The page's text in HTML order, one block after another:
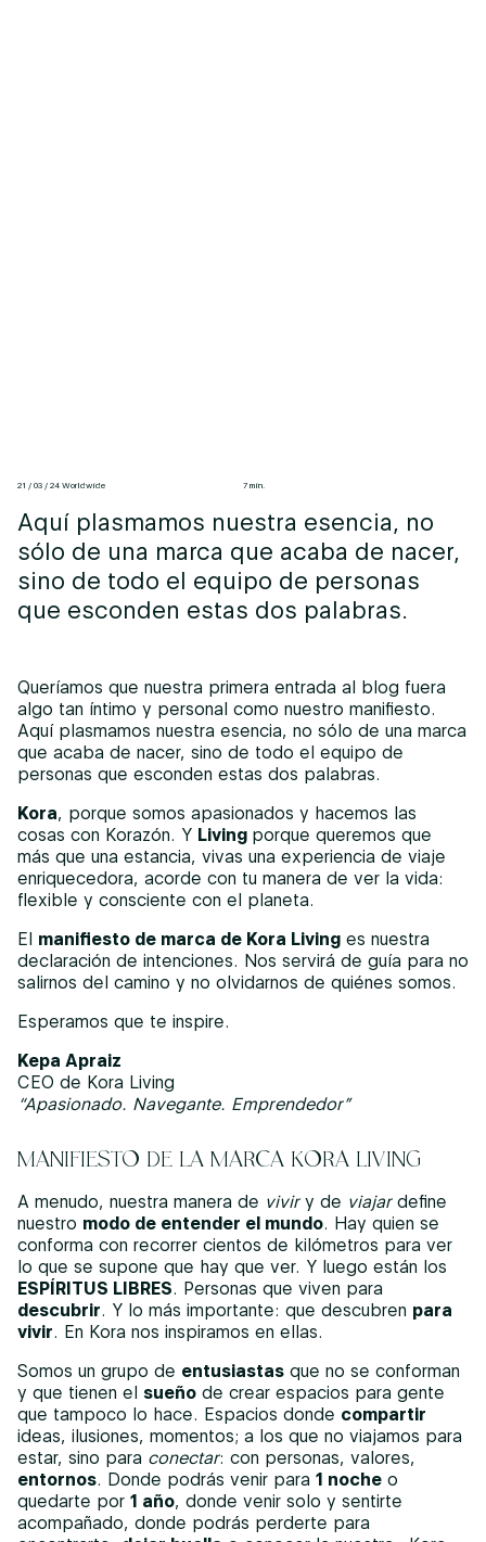
21 / 03 / 24 Worldwide 7 min.
Aquí plasmamos nuestra esencia, no
sólo de una marca que acaba de nacer,
sino de todo el equipo de personas
que esconden estas dos palabras.
Queríamos que nuestra primera entrada al blog fuera
algo tan íntimo y personal como nuestro manifiesto.
Aquí plasmamos nuestra esencia, no sólo de una marca
que acaba de nacer, sino de todo el equipo de
personas que esconden estas dos palabras.
Kora, porque somos apasionados y hacemos las
cosas con Korazón. Y Living porque queremos que
más que una estancia, vivas una experiencia de viaje
enriquecedora, acorde con tu manera de ver la vida:
flexible y consciente con el planeta.
El manifiesto de marca de Kora Living es nuestra
declaración de intenciones. Nos servirá de guía para no
salirnos del camino y no olvidarnos de quiénes somos.
Esperamos que te inspire.
Kepa Apraiz
CEO de Kora Living
“Apasionado. Navegante. Emprendedor”
MANIFIESTO DE LA MARCA KORA LIVING
A menudo, nuestra manera de viviry de viajardefine
nuestro modo de entender el mundo. Hay quien se
conforma con recorrer cientos de kilómetros para ver
lo que se supone que hay que ver. Y luego están los
ESPÍRITUS LIBRES. Personas que viven para
descubrir. Y lo más importante: que descubren para
vivir. En Kora nos inspiramos en ellas.
Somos un grupo de entusiastas que no se conforman
y que tienen el sueño de crear espacios para gente
que tampoco lo hace. Espacios donde compartir
ideas, ilusiones, momentos; a los que no viajamos para
estar, sino para conectar: con personas, valores,
entornos. Donde podrás venir para 1 noche o
quedarte por 1 año, donde venir solo y sentirte
acompañado, donde podrás perderte para